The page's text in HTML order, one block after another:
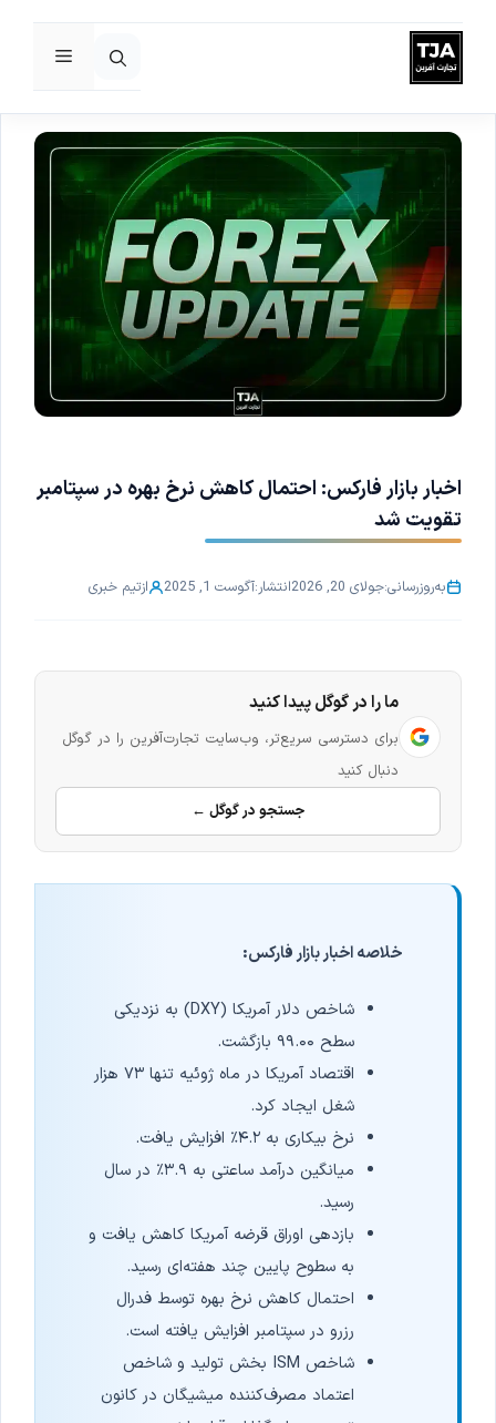
پرش
به
محتوا
فهرست
اخبار بازار فارکس: احتمال کاهش نرخ بهره در سپتامبر
تقویت شد
به‌روزرسانی:جولای 20, 2026 انتشار:آگوست 1, 2025 ازتیم خبری
ما را در گوگل پیدا کنید
برای دسترسی سریع‌تر، وب‌سایت تجارت‌آفرین را در گوگل
دنبال کنید
جستجو در گوگل ←
خلاصه اخبار بازار فارکس:
شاخص دلار آمریکا (DXY) به نزدیکی
سطح ۹۹.۰۰ بازگشت.
اقتصاد آمریکا در ماه ژوئیه تنها ۷۳ هزار
شغل ایجاد کرد.
نرخ بیکاری به ۴.۲٪ افزایش یافت.
میانگین درآمد ساعتی به ۳.۹٪ در سال
رسید.
بازدهی اوراق قرضه آمریکا کاهش یافت و
به سطوح پایین چند هفته‌ای رسید.
احتمال کاهش نرخ بهره توسط فدرال
رزرو در سپتامبر افزایش یافته است.
شاخص ISM بخش تولید و شاخص
اعتماد مصرف‌کننده میشیگان در کانون